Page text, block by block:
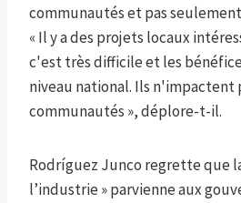
communautés et pas
« Il y a des projets locaux
c'est très difficile et les
niveau national. Ils n'impactent
communautés », déplore-t-il.
Rodríguez Junco regrette que
l’industrie » parvienne aux